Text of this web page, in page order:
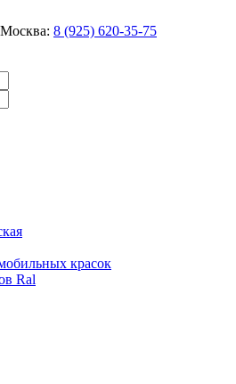
Москва: 8 (925) 620-35-75
красок
Ral